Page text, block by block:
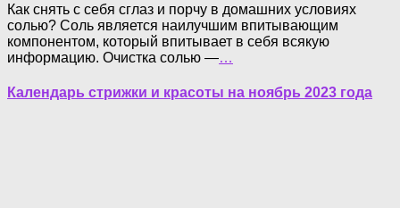
Как снять с себя сглаз и порчу в домашних условиях
солью? Соль является наилучшим впитывающим
компонентом, который впитывает в себя всякую
информацию. Очистка солью —…
Календарь стрижки и красоты на ноябрь 2023 года